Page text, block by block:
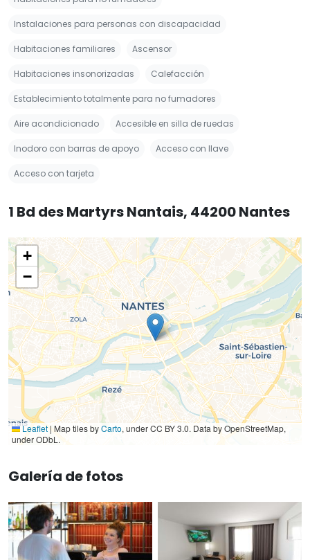
Instalaciones para personas con discapacidad
Habitaciones familiares Ascensor
Habitaciones insonorizadas Calefacción
Establecimiento totalmente para no fumadores
Aire acondicionado Accesible en silla de ruedas
Inodoro con barras de apoyo Acceso con llave
Acceso con tarjeta
1 Bd des Martyrs Nantais, 44200 Nantes
+
−
Leaflet | Map tiles byCarto, under CC BY 3.0. Data by OpenStreetMap,
under ODbL.
Galería de fotos